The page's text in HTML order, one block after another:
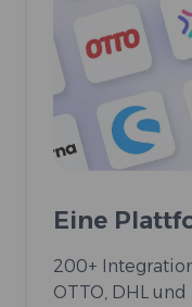
Eine
200+
OTTO, DHL